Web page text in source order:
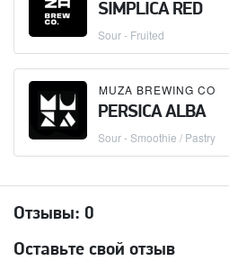
SIMPLICA RED
Sour - Fruited
MUZA BREWING CO
PERSICA ALBA
Sour - Smoothie / Pastry
Отзывы: 0
Оставьте свой отзыв